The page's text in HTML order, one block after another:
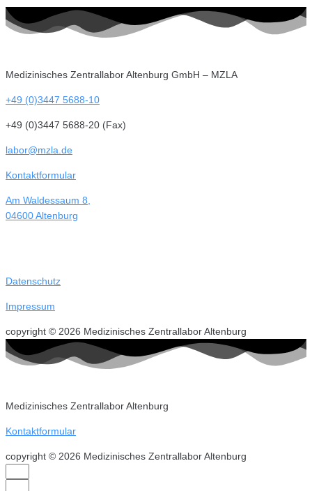
Medizinisches Zentrallabor Altenburg GmbH – MZLA
+49 (0)3447 5688-10
+49 (0)3447 5688-20 (Fax)
labor@mzla.de
Kontaktformular
Am Waldessaum 8,
04600 Altenburg
Datenschutz
Impressum
copyright © 2026 Medizinisches Zentrallabor Altenburg
Medizinisches Zentrallabor Altenburg
Kontaktformular
copyright © 2026 Medizinisches Zentrallabor Altenburg